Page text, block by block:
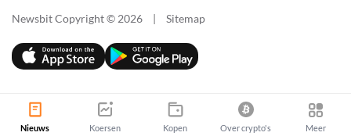
Newsbit Copyright © 2026 | Sitemap
Nieuws Koersen Kopen Over crypto's Meer